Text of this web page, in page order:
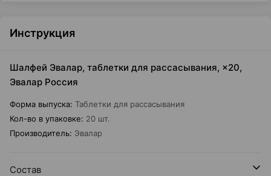
Инструкция
Шалфей Эвалар, таблетки для рассасывания, ×20,
Эвалар Россия
Форма выпуска: Таблетки для рассасывания
Кол-во в упаковке: 20 шт.
Производитель: Эвалар
Состав